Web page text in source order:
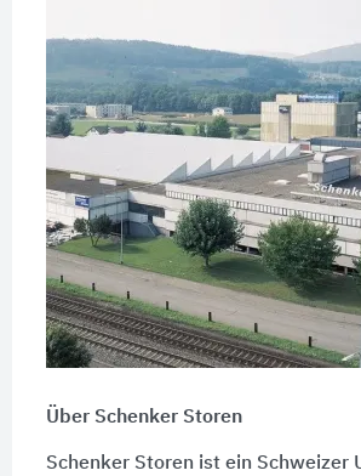
Über Schenker Storen
Schenker Storen ist ein Schweizer